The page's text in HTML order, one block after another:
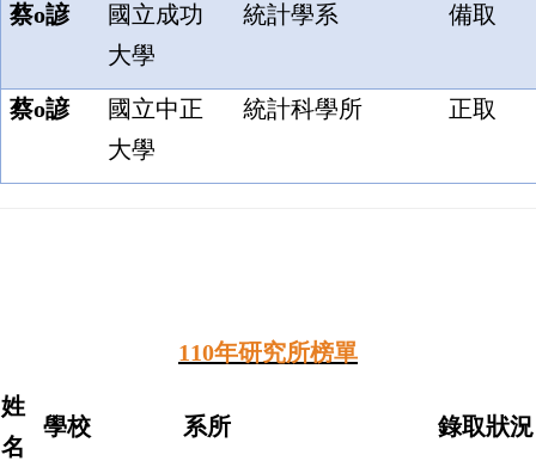
蔡o諺
國立成功
大學
統計學系 備取
蔡o諺
國立中正
大學
統計科學所 正取
110年研究所榜單
姓
名
學校 系所 錄取狀況